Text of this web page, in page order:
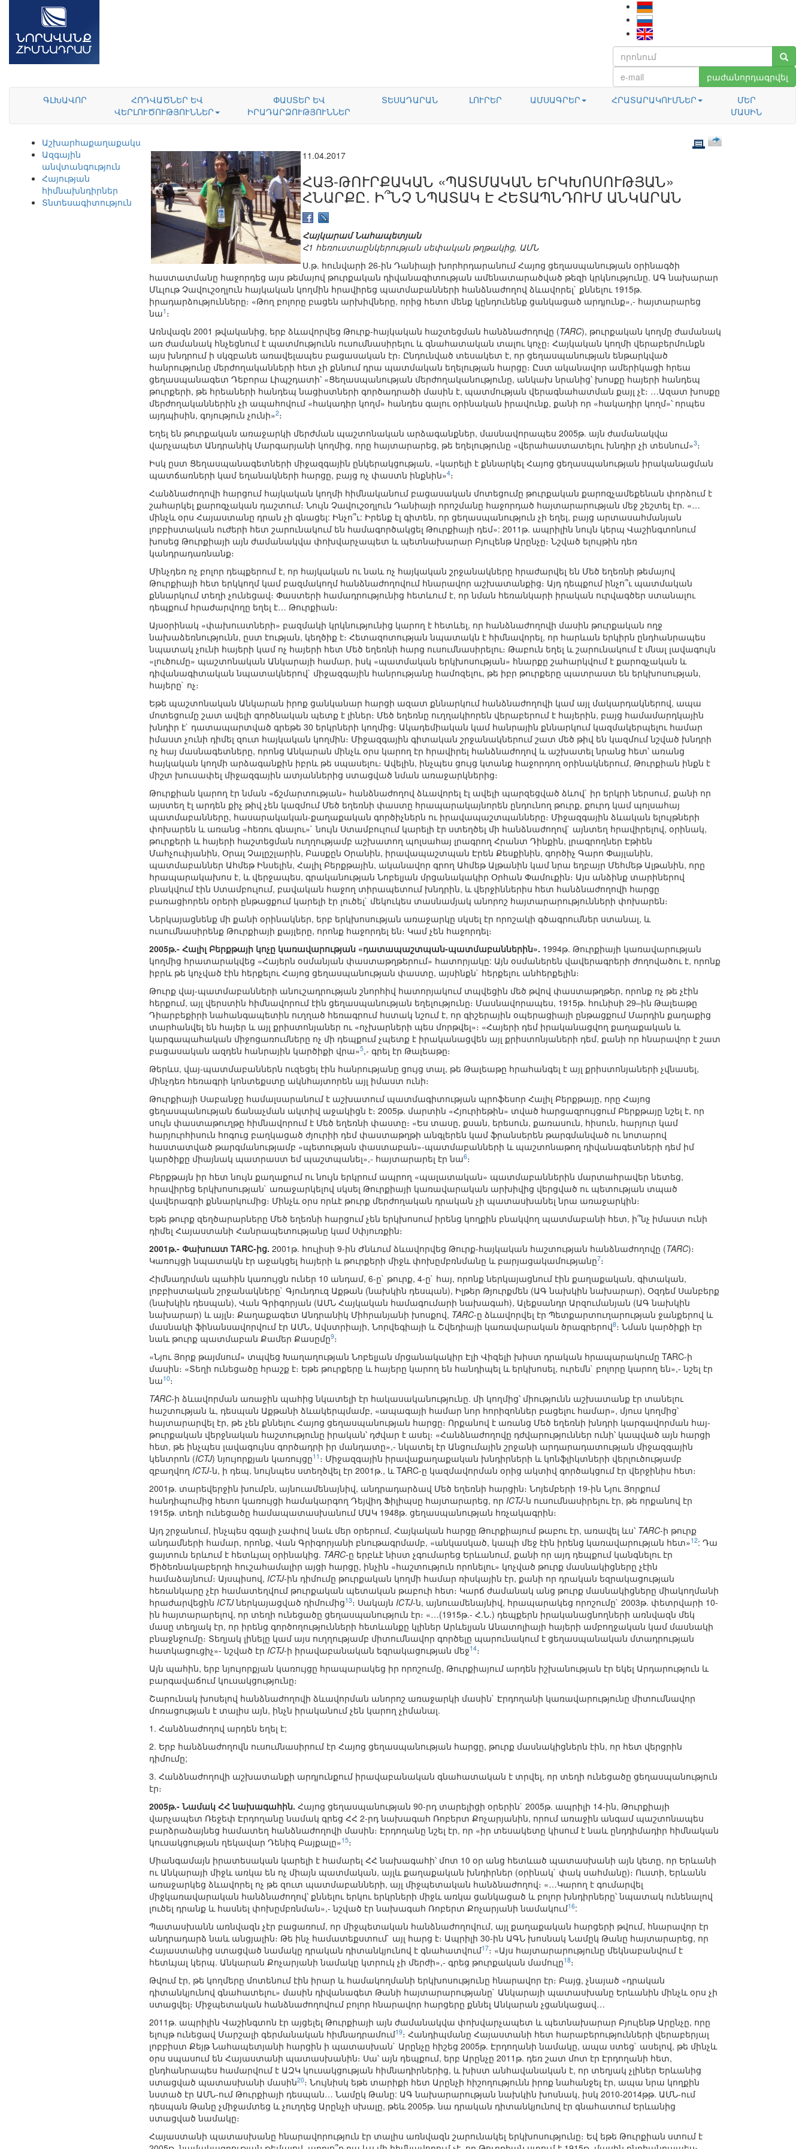
բաժանորդագրվել
ԳԼԽԱՎՈՐ
ՀՈԴՎԱԾՆԵՐ ԵՎ
ՎԵՐԼՈՒԾՈՒԹՅՈՒՆՆԵՐ
ՓԱՍՏԵՐ ԵՎ
ԻՐԱԴԱՐՁՈՒԹՅՈՒՆՆԵՐ
ՏԵՍԱԴԱՐԱՆ ԼՈՒՐԵՐ ԱՄՍԱԳՐԵՐ ՀՐԱՏԱՐԱԿՈՒՄՆԵՐ
ՄԵՐ
ՄԱՍԻՆ
Աշխարհաքաղաքականություն
Ազգային
անվտանգություն
Հայության
հիմնախնդիրներ
Տնտեսագիտություն
11.04.2017
ՀԱՅ-ԹՈՒՐՔԱԿԱՆ «ՊԱՏՄԱԿԱՆ ԵՐԿԽՈՍՈՒԹՅԱՆ»
ՀՆԱՐՔԸ. Ի՞ՆՉ ՆՊԱՏԱԿ Է ՀԵՏԱՊՆԴՈՒՄ ԱՆԿԱՐԱՆ
Հայկարամ Նահապետյան
Հ1 հեռուստաընկերության սեփական թղթակից, ԱՄՆ
Ս.թ. հունվարի 26-ին Դանիայի խորհրդարանում Հայոց ցեղասպանության օրինագծի
հաստատմանը հաջորդեց այս թեմայով թուրքական դիվանագիտության ամենատարածված թեզի կրկնությունը. ԱԳ նախարար
Մևլութ Չավուշօղլուն հայկական կողմին հրավիրեց պատմաբանների հանձնաժողով ձևավորել` քննելու 1915թ.
իրադարձությունները։ «Թող բոլորը բացեն արխիվները, որից հետո մենք կընդունենք ցանկացած արդյունք»,- հայտարարեց
նա1 ։
Առնվազն 2001 թվականից, երբ ձևավորվեց Թուրք-հայկական հաշտեցման հանձնաժողովը (TARC), թուրքական կողմը ժամանակ
առ ժամանակ հնչեցնում է պատմությունն ուսումնասիրելու և գնահատական տալու կոչը։ Հայկական կողմի վերաբերմունքն
այս խնդրում ի սկզբանե առավելապես բացասական էր։ Ընդունված տեսակետ է, որ ցեղասպանության ենթարկված
հանրությունը մերժողականների հետ չի քննում դրա պատմական եղելության հարցը։ Ըստ ականավոր ամերիկացի հրեա
ցեղասպանագետ Դեբորա Լիպշդատի՝ «Ցեղասպանության մերժողականությունը, անկախ նրանից՝ խոսքը հայերի հանդեպ
թուրքերի, թե հրեաների հանդեպ նացիստների գործադրածի մասին է, պատմության վերագնահատման քայլ չէ։ …Ազատ խոսքը
մերժողականներին չի ապահովում «հակադիր կողմ» հանդես գալու օրինական իրավունք, քանի որ «հակադիր կողմ»՝ որպես
այդպիսին, գոյություն չունի»2։
Եղել են թուրքական առաջարկի մերժման պաշտոնական արձագանքներ, մասնավորապես 2005թ. այն ժամանակվա
վարչապետ Անդրանիկ Մարգարյանի կողմից, որը հայտարարեց, թե եղելությունը «վերահաստատելու խնդիր չի տեսնում»3։
Իսկ ըստ Ցեղասպանագետների միջազգային ընկերակցության, «կարելի է քննարկել Հայոց ցեղասպանության իրականացման
պատճառների կամ եղանակների հարցը, բայց ոչ փաստն ինքնին»4։
Հանձնաժողովի հարցում հայկական կողմի հիմնականում բացասական մոտեցումը թուրքական քարոզչամեքենան փորձում է
շահարկել քարոզչական դաշտում։ Նույն Չավուշօղլուն Դանիայի որոշմանը հաջորդած հայտարարության մեջ շեշտել էր. «…
մինչև օրս Հայաստանը դրան չի գնացել: Ինչո՞ւ: Իրենք էլ գիտեն, որ ցեղասպանություն չի եղել, բայց արտասահմանյան
լոբբիստական ուժերի հետ շարունակում են համագործակցել Թուրքիայի դեմ»: 2011թ. ապրիլին նույն կերպ Վաշինգտոնում
խոսեց Թուրքիայի այն ժամանակվա փոխվարչապետ և պետնախարար Բյուլենթ Արընչը։ Նշված ելույթին դեռ
կանդրադառնանք։
Մինչդեռ ոչ բոլոր դեպքերում է, որ հայկական ու նաև ոչ հայկական շրջանակները հրաժարվել են Մեծ եղեռնի թեմայով
Թուրքիայի հետ երկկողմ կամ բազմակողմ հանձնաժողովում հնարավոր աշխատանքից։ Այդ դեպքում ինչո՞ւ պատմական
քննարկում տեղի չունեցավ։ Փաստերի համադրությունից հետևում է, որ նման հեռանկարի իրական ուրվագծեր ստանալու
դեպքում հրաժարվողը եղել է… Թուրքիան։
Այսօրինակ «փախուստների» բազմակի կրկնությունից կարող է հետևել, որ հանձնաժողովի մասին թուրքական ողջ
նախաձեռնությունն, ըստ էության, կեղծիք է։ Հետազոտության նպատակն է հիմնավորել, որ հարևան երկիրն ընդհանրապես
նպատակ չունի հայերի կամ ոչ հայերի հետ Մեծ եղեռնի հարց ուսումնասիրելու։ Թաբուն եղել և շարունակում է մնալ լավագույն
«լուծումը» պաշտոնական Անկարայի համար, իսկ «պատմական երկխոսության» հնարքը շահարկվում է քարոզչական և
դիվանագիտական նպատակներով` միջազգային հանրությանը համոզելու, թե իբր թուրքերը պատրաստ են երկխոսության,
հայերը` ոչ։
Եթե պաշտոնական Անկարան իրոք ցանկանար հարցի ազատ քննարկում հանձնաժողովի կամ այլ մակարդակներով, ապա
մոտեցումը շատ ավելի գործնական պետք է լիներ։ Մեծ եղեռնը ուղղակիորեն վերաբերում է հայերին, բայց համամարդկային
խնդիր է` դատապարտված գրեթե 30 երկրների կողմից։ Ակադեմիական կամ հանրային քննարկում կազմակերպելու համար
իմաստ չունի դիմել զուտ հայկական կողմին։ Միջազգային գիտական շրջանակներում շատ մեծ թիվ են կազմում նշված խնդրի
ոչ հայ մասնագետները, որոնց Անկարան մինչև օրս կարող էր հրավիրել հանձնաժողով և աշխատել նրանց հետ՝ առանց
հայկական կողմի արձագանքին իբրև թե սպասելու։ Ավելին, ինչպես ցույց կտանք հաջորդող օրինակներում, Թուրքիան ինքն է
միշտ խուսափել միջազգային ատյաններից ստացված նման առաջարկներից։
Թուրքիան կարող էր նման «ճշմարտության» հանձնաժողով ձևավորել էլ ավելի պարզեցված ձևով` իր երկրի ներսում, քանի որ
այստեղ էլ արդեն քիչ թիվ չեն կազմում Մեծ եղեռնի փաստը հրապարակայնորեն ընդունող թուրք, քուրդ կամ պոլսահայ
պատմաբանները, հասարակական-քաղաքական գործիչներն ու իրավապաշտպանները։ Միջազգային ձևական ելույթների
փոխարեն և առանց «հեռու գնալու»` նույն Ստամբուլում կարելի էր ստեղծել մի հանձնաժողով` այնտեղ հրավիրելով, օրինակ,
թուրքերի և հայերի հաշտեցման ուղղությամբ աշխատող պոլսահայ լրագրող Հրանտ Դինքին, լրագրողներ Էթիեն
Մահչուփյանին, Օրալ Չալըշլարին, Բասքըն Օրանին, իրավապաշտպան Էրեն Քեսքինին, գործիչ Գարո Փայլանին,
պատմաբաններ Ահմեթ Ինսելին, Հալիլ Բերքթային, ականավոր գրող Ահմեթ Ալթանին կամ նրա եղբայր Մեհմեթ Ալթանին, որը
հրապարակախոս է, և վերջապես, գրականության Նոբելյան մրցանակակիր Օրհան Փամուքին։ Այս անձինք տարիներով
բնակվում էին Ստամբուլում, բավական հաջող տիրապետում խնդրին, և վերջիններիս հետ հանձնաժողովի հարցը
բառացիորեն օրերի ընթացքում կարելի էր լուծել` մեկուկես տասնամյակ անորոշ հայտարարությունների փոխարեն։
Ներկայացնենք մի քանի օրինակներ, երբ երկխոսության առաջարկը սկսել էր որոշակի գծագրումներ ստանալ, և
ուսումնասիրենք Թուրքիայի քայլերը, որոնք հաջորդել են։ Կամ չեն հաջորդել։
2005թ.- Հալիլ Բերքթայի կոչը կառավարության «դատապաշտպան-պատմաբաններին». 1994թ. Թուրքիայի կառավարության
կողմից հրատարակվեց «Հայերն օսմանյան փաստաթղթերում» հատորյակը: Այն օսմաներեն վավերագրերի ժողովածու է, որոնք
իբրև թե կոչված էին հերքելու Հայոց ցեղասպանության փաստը, այսինքն` հերքելու անհերքելին։
Թուրք վայ-պատմաբանների անուշադրության շնորհիվ հատորյակում տպվեցին մեծ թվով փաստաթղթեր, որոնք ոչ թե չէին
հերքում, այլ վերստին հիմնավորում էին ցեղասպանության եղելությունը։ Մասնավորապես, 1915թ. հունիսի 29–ին Թալեաթը
Դիարբեքիրի նահանգապետին ուղղած հեռագրում հստակ նշում է, որ գիշերային օպերացիայի ընթացքում Մարդին քաղաքից
տարհանվել են հայեր և այլ քրիստոնյաներ ու «ոչխարների պես մորթվել»։ «Հայերի դեմ իրականացվող քաղաքական և
կարգապահական միջոցառումները ոչ մի դեպքում չպետք է իրականացվեն այլ քրիստոնյաների դեմ, քանի որ հնարավոր է շատ
բացասական ազդեն հանրային կարծիքի վրա»5,- գրել էր Թալեաթը։
Թերևս, վայ-պատմաբաններն ուզեցել էին հանրությանը ցույց տալ, թե Թալեաթը հրահանգել է այլ քրիստոնյաների չվնասել,
մինչդեռ հեռագրի կոնտեքստը ակնհայտորեն այլ իմաստ ունի։
Թուրքիայի Սաբանջը համալսարանում է աշխատում պատմագիտության պրոֆեսոր Հալիլ Բերքթայը, որը Հայոց
ցեղասպանության ճանաչման ակտիվ աջակիցն է։ 2005թ. մարտին «Հյուրիեթին» տված հարցազրույցում Բերքթայը նշել է, որ
սույն փաստաթուղթը հիմնավորում է Մեծ եղեռնի փաստը։ «Ես տասը, քսան, երեսուն, քառասուն, հիսուն, հարյուր կամ
հարյուրհիսուն հոգուց բաղկացած ժյուրիի դեմ փաստաթղթի անգլերեն կամ ֆրանսերեն թարգմանված ու նոտարով
հաստատված թարգմանությամբ «պետության փաստաբան»-պատմաբանների և պաշտոնաթող դիվանագետների դեմ իմ
կարծիքը միայնակ պատրաստ եմ պաշտպանել»,- հայտարարել էր նա6։
Բերքթայն իր հետ նույն քաղաքում ու նույն երկրում ապրող «պալատական» պատմաբաններին մարտահրավեր նետեց,
հրավիրեց երկխոսության` առաջարկելով սկսել Թուրքիայի կառավարական արխիվից վերցված ու պետության տպած
վավերագրի քննարկումից։ Մինչև օրս որևէ թուրք մերժողական դրական չի պատասխանել նրա առաջարկին։
Եթե թուրք զեղծարարները Մեծ եղեռնի հարցում չեն երկխոսում իրենց կողքին բնակվող պատմաբանի հետ, ի՞նչ իմաստ ունի
դիմել Հայաստանի Հանրապետությանը կամ Սփյուռքին։
2001թ.- Փախուստ TARC-ից. 2001թ. հուլիսի 9-ին Ժնևում ձևավորվեց Թուրք-հայկական հաշտության հանձնաժողովը (TARC)։
Կառույցի նպատակն էր աջակցել հայերի և թուրքերի միջև փոխըմբռնմանը և բարյացակամությանը7։
Հիմնադրման պահին կառույցն ուներ 10 անդամ, 6-ը` թուրք, 4-ը` հայ, որոնք ներկայացնում էին քաղաքական, գիտական,
լոբբիստական շրջանակները` Գյունդուզ Աքթան (նախկին դեսպան), Իլթեր Թյուրքմեն (ԱԳ նախկին նախարար), Օզդեմ Սանբերք
(նախկին դեսպան), Վան Գրիգորյան (ԱՄՆ Հայկական համագումարի նախագահ), Ալեքսանդր Արզումանյան (ԱԳ նախկին
նախարար) և այլն։ Քաղաքագետ Անդրանիկ Միհրանյանի խոսքով, TARC-ը ձևավորվել էր Պետքարտուղարության ջանքերով և
մասնակի ֆինանսավորվում էր ԱՄՆ, Ավստրիայի, Նորվեգիայի և Շվեդիայի կառավարական ծրագրերով8։ Նման կարծիքի էր
նաև թուրք պատմաբան Քամեր Քասըմը9։
«Նյու Յորք թայմսում» տպվեց Խաղաղության Նոբելյան մրցանակակիր Էլի Վիզելի խիստ դրական հրապարակումը TARC-ի
մասին։ «Տեղի ունեցածը հրաշք է։ Եթե թուրքերը և հայերը կարող են հանդիպել և երկխոսել, ուրեմն` բոլորը կարող են»,- նշել էր
նա10։
TARC-ի ձևավորման առաջին պահից նկատելի էր հակասականությունը. մի կողմից՝ միությունն աշխատանք էր տանելու
հաշտության և, դեսպան Աքթանի ձևակերպմամբ, «ապագայի համար նոր հորիզոններ բացելու համար», մյուս կողմից՝
հայտարարվել էր, թե չեն քննելու Հայոց ցեղասպանության հարցը։ Որքանով է առանց Մեծ եղեռնի խնդրի կարգավորման հայ-
թուրքական վերջնական հաշտությունը իրական՝ դժվար է ասել։ «Հանձնաժողովը դժվարություններ ունի՝ կապված այն հարցի
հետ, թե ինչպես լավագույնս գործադրի իր մանդատը»,- նկատել էր Անցումային շրջանի արդարադատության միջազգային
կենտրոն (ICTJ) նյույորքյան կառույցը11 ։ Միջազգային իրավաքաղաքական խնդիրների և կոնֆլիկտների վերլուծությամբ
զբաղվող ICTJ-ն, ի դեպ, նույնպես ստեղծվել էր 2001թ., և TARC-ը կազմավորման օրից ակտիվ գործակցում էր վերջինիս հետ։
2001թ. տարեվերջին խումբն, այնուամենայնիվ, անդրադարձավ Մեծ եղեռնի հարցին։ Նոյեմբերի 19-ին Նյու Յորքում
հանդիպումից հետո կառույցի համակարգող Դեյվիդ Ֆիլիպսը հայտարարեց, որ ICTJ-ն ուսումնասիրելու էր, թե որքանով էր
1915թ. տեղի ունեցածը համապատասխանում ՄԱԿ 1948թ. ցեղասպանության հռչակագրին։
Այդ շրջանում, ինչպես զգալի չափով նաև մեր օրերում, Հայկական հարցը Թուրքիայում թաբու էր, առավել ևս՝ TARC-ի թուրք
անդամների համար, որոնք, Վան Գրիգորյանի բնութագրմամբ, «անկասկած, կապի մեջ էին իրենց կառավարության հետ»12: Դա
ցայտուն երևում է հետևյալ օրինակից. TARC-ը երբևէ նիստ չգումարեց Երևանում, քանի որ այդ դեպքում կանգնելու էր
Ծիծեռնակաբերդի հուշահամալիր այցի հարցը, ինչին «հաշտություն որոնելու» կոչված թուրք մասնակիցները չէին
համաձայնում։ Այսպիսով, ICTJ-ին դիմումը թուրքական կողմի համար ռիսկային էր, քանի որ դրական եզրակացության
հեռանկարը չէր համատեղվում թուրքական պետական թաբուի հետ։ Կարճ ժամանակ անց թուրք մասնակիցները միակողմանի
հրաժարվեցին ICTJներկայացված դիմումից13։ Սակայն ICTJ-ն, այնուամենայնիվ, հրապարակեց որոշումը` 2003թ. փետրվարի 10-
ին հայտարարելով, որ տեղի ունեցածը ցեղասպանություն էր։ «…(1915թ.- Հ.Ն.) դեպքերն իրականացնողների առնվազն մեկ
մասը տեղյակ էր, որ իրենց գործողությունների հետևանքը կլիներ Արևելյան Անատոլիայի հայերի ամբողջական կամ մասնակի
բնաջնջումը։ Տեղյակ լինելը կամ այս ուղղությամբ միտումնավոր գործելը պարունակում է ցեղասպանական մտադրության
հատկացուցիչ»- նշված էր ICTJ-ի իրավաբանական եզրակացության մեջ14։
Այն պահին, երբ նյույորքյան կառույցը հրապարակեց իր որոշումը, Թուրքիայում արդեն իշխանության էր եկել Արդարություն և
բարգավաճում կուսակցությունը։
Շարունակ խոսելով հանձնաժողովի ձևավորման անորոշ առաջարկի մասին` Էրդողանի կառավարությունը միտումնավոր
մոռացության է տալիս այն, ինչն իրականում չեն կարող չիմանալ.
1. Հանձնաժողով արդեն եղել է;
2. Երբ հանձնաժողովն ուսումնասիրում էր Հայոց ցեղասպանության հարցը, թուրք մասնակիցներն էին, որ հետ վերցրին
դիմումը;
3. Հանձնաժողովի աշխատանքի արդյունքում իրավաբանական գնահատական է տրվել, որ տեղի ունեցածը ցեղասպանություն
էր։
2005թ.- Նամակ ՀՀ նախագահին. Հայոց ցեղասպանության 90-րդ տարելիցի օրերին` 2005թ. ապրիլի 14-ին, Թուրքիայի
վարչապետ Ռեջեփ Էրդողանը նամակ գրեց ՀՀ 2-րդ նախագահ Ռոբերտ Քոչարյանին, որում առաջին անգամ պաշտոնապես
բարձրաձայնեց համատեղ հանձնաժողովի մասին։ Էրդողանը նշել էր, որ «իր տեսակետը կիսում է նաև ընդդիմադիր հիմնական
կուսակցության ղեկավար Դենիզ Բայքալը»15։
Միանգամայն իրատեսական կարելի է համարել ՀՀ նախագահի՝ մոտ 10 օր անց հետևած պատասխանի այն կետը, որ Երևանի
ու Անկարայի միջև առկա են ոչ միայն պատմական, այլև քաղաքական խնդիրներ (օրինակ` փակ սահմանը)։ Ուստի, Երևանն
առաջարկեց ձևավորել ոչ թե զուտ պատմաբանների, այլ միջպետական հանձնաժողով։ «…Կարող է գումարվել
միջկառավարական հանձնաժողով՝ քննելու երկու երկրների միջև առկա ցանկացած և բոլոր խնդիրները՝ նպատակ ունենալով
լուծել դրանք և հասնել փոխըմբռնման»,- նշված էր նախագահ Ռոբերտ Քոչարյանի նամակում16:
Պատասխանն առնվազն չէր բացառում, որ միջպետական հանձնաժողովում, այլ քաղաքական հարցերի թվում, հնարավոր էր
անդրադարձ նաև անցյալին։ Թե ինչ համատեքստում` այլ հարց է։ Ապրիլի 30-ին ԱԳՆ խոսնակ Նամըկ Թանը հայտարարեց, որ
Հայաստանից ստացված նամակը դրական դիտանկյունով է գնահատվում17։ «Այս հայտարարությունը մեկնաբանվում է
հետևյալ կերպ. Անկարան Քոչարյանի նամակը կտրուկ չի մերժի»,- գրեց թուրքական մամուլը18։
Թվում էր, թե կողմերը մոտենում էին իրար և համակողմանի երկխոսությունը հնարավոր էր։ Բայց, չնայած «դրական
դիտանկյունով գնահատելու» մասին դիվանագետ Թանի հայտարարությանը` Անկարայի պատասխանը Երևանին մինչև օրս չի
ստացվել։ Միջպետական հանձնաժողովում բոլոր հնարավոր հարցերը քննել Անկարան չցանկացավ…
2011թ. ապրիլին Վաշինգտոն էր այցելել Թուրքիայի այն ժամանակվա փոխվարչապետ և պետնախարար Բյուլենթ Արընչը, որը
ելույթ ունեցավ Մարշալի գերմանական հիմնադրամում19։ Հանդիպմանը Հայաստանի հետ հարաբերությունների վերաբերյալ
լոբբիստ Քեյթ Նահապետյանի հարցին ի պատասխան` Արընչը հիշեց 2005թ. Էրդողանի նամակը, ապա ստեց` ասելով, թե մինչև
օրս սպասում են Հայաստանի պատասխանին։ Սա՝ այն դեպքում, երբ Արընչը 2011թ. դեռ շատ մոտ էր Էրդողանի հետ,
ընդհանրապես համարվում է ԱԶԿ կուսակցության հիմնադիրներից, և խիստ անհավանական է, որ տեղյակ չլիներ Երևանից
ստացված պատասխանի մասին20։ Նույնիսկ եթե տարիքի հետ Արընչի հիշողությունն իրոք նահանջել էր, ապա նրա կողքին
նստած էր ԱՄՆ-ում Թուրքիայի դեսպան… Նամըկ Թանը: ԱԳ նախարարության նախկին խոսնակ, իսկ 2010-2014թթ. ԱՄՆ-ում
դեսպան Թանը չմիջամտեց և չուղղեց Արընչի սխալը, թեև 2005թ. նա դրական դիտանկյունով էր գնահատում Երևանից
ստացված նամակը։
Հայաստանի պատասխանը հնարավորություն էր տալիս առնվազն շարունակել երկխոսությունը։ Եվ եթե Թուրքիան ստում է